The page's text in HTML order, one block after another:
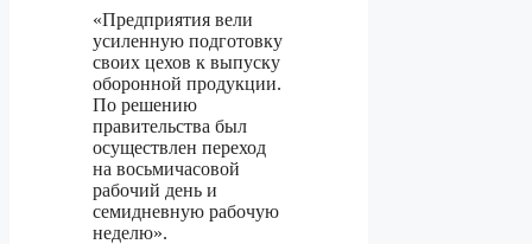
«Предприятия вели
усиленную подготовку
своих цехов к выпуску
оборонной продукции.
По решению
правительства был
осуществлен переход
на восьмичасовой
рабочий день и
семидневную рабочую
неделю».